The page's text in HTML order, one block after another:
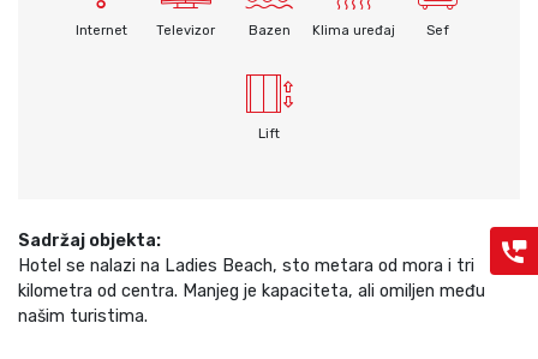
Internet Televizor Bazen Klima uređaj Sef
Lift
Sadržaj objekta:
Hotel se nalazi na Ladies Beach, sto metara od mora i tri
kilometra od centra. Manjeg je kapaciteta, ali omiljen među
našim turistima.